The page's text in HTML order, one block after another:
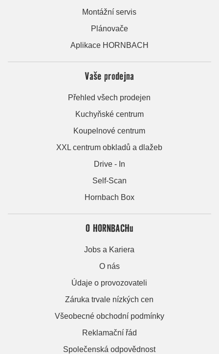
Montážní servis
Plánovače
Aplikace HORNBACH
Vaše prodejna
Přehled všech prodejen
Kuchyňské centrum
Koupelnové centrum
XXL centrum obkladů a dlažeb
Drive - In
Self-Scan
Hornbach Box
O HORNBACHu
Jobs a Kariera
O nás
Údaje o provozovateli
Záruka trvale nízkých cen
Všeobecné obchodní podmínky
Reklamační řád
Společenská odpovědnost